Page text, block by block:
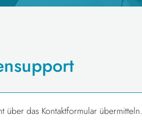
über das Kontaktformular übermitteln.